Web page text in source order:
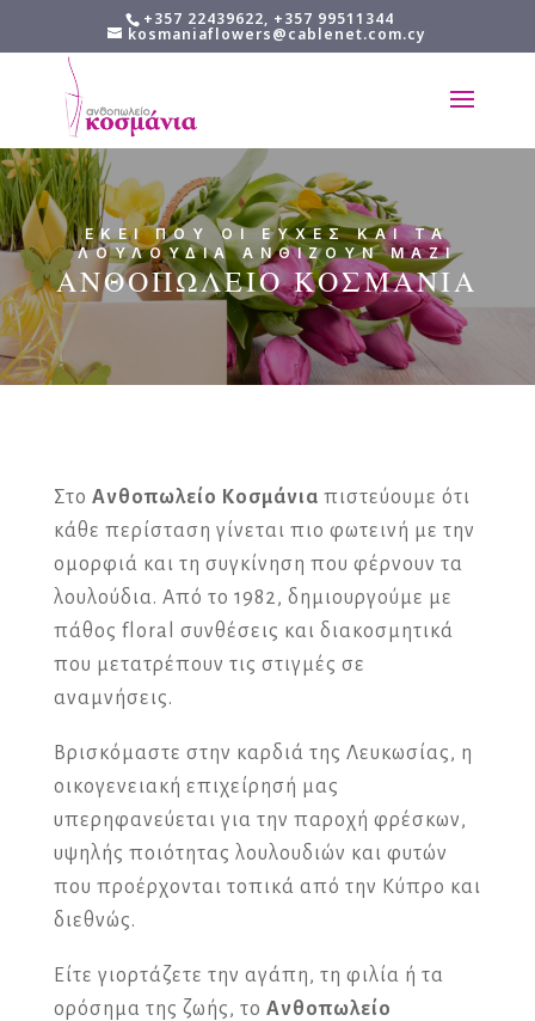
+357 22439622, +357 99511344
kosmaniaflowers@cablenet.com.cy
ΕΚΕΙ ΠΟΥ ΟΙ ΕΥΧΕΣ ΚΑΙ ΤΑ
ΛΟΥΛΟΥΔΙΑ ΑΝΘΙΖΟΥΝ ΜΑΖΙ
ΑΝΘΟΠΩΛΕΙΟ ΚΟΣΜΑΝΙΑ
Στο Ανθοπωλείο Κοσμάνια πιστεύουμε ότι
κάθε περίσταση γίνεται πιο φωτεινή με την
ομορφιά και τη συγκίνηση που φέρνουν τα
λουλούδια. Από το 1982, δημιουργούμε με
πάθος floral συνθέσεις και διακοσμητικά
που μετατρέπουν τις στιγμές σε
αναμνήσεις.
Βρισκόμαστε στην καρδιά της Λευκωσίας, η
οικογενειακή επιχείρησή μας
υπερηφανεύεται για την παροχή φρέσκων,
υψηλής ποιότητας λουλουδιών και φυτών
που προέρχονται τοπικά από την Κύπρο και
διεθνώς.
Είτε γιορτάζετε την αγάπη, τη φιλία ή τα
ορόσημα της ζωής, το Ανθοπωλείο